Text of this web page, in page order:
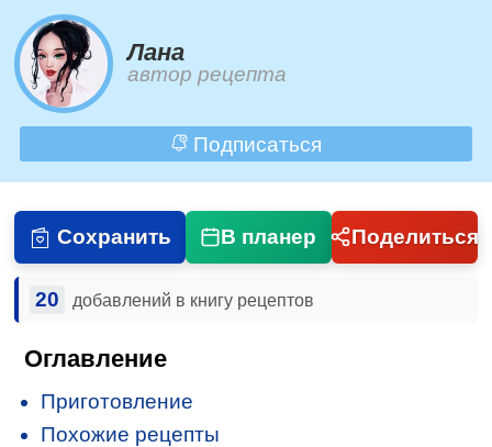
Лана
автор рецепта
Подписаться
Сохранить В планер Поделиться
20 добавлений в книгу рецептов
Оглавление
Приготовление
Похожие рецепты